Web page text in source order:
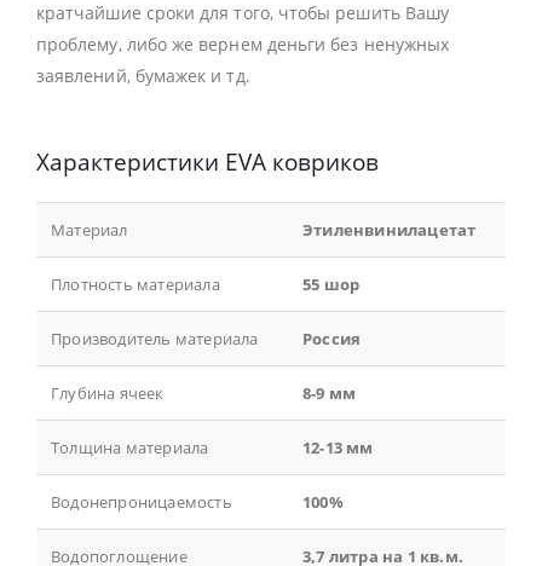
кратчайшие сроки для того, чтобы решить Вашу
проблему, либо же вернем деньги без ненужных
заявлений, бумажек и тд.
Характеристики EVA ковриков
Материал Этиленвинилацетат
Плотность материала 55 шор
Производитель материала Россия
Глубина ячеек 8-9 мм
Толщина материала 12-13 мм
Водонепроницаемость 100%
Водопоглощение 3,7 литра на 1 кв.м.